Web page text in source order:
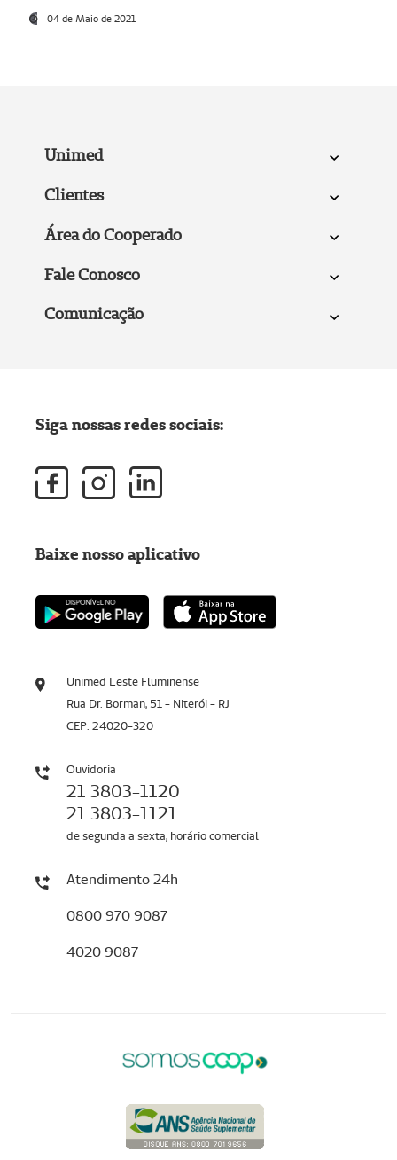
04 de Maio de 2021
Unimed
Clientes
Área do Cooperado
Fale Conosco
Comunicação
Unimed Leste Fluminense
Rua Dr. Borman, 51 - Niterói - RJ
CEP: 24020-320
Ouvidoria
21 3803-1120
21 3803-1121
de segunda a sexta, horário comercial
Atendimento 24h
0800 970 9087
4020 9087
Siga nossas redes sociais:
Baixe nosso aplicativo